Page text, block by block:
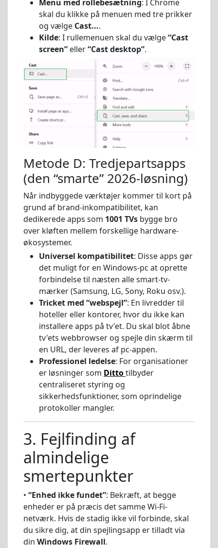
Menu med rollebesætning: I Chrome
skal du klikke på menuen med tre prikker
og vælge Cast....
Kilde: I rullemenuen skal du vælge“Cast
screen” eller“Cast desktop”.
Metode D: Tredjepartsapps
(den “smarte” 2026-løsning)
Når indbyggede værktøjer kommer til kort på
grund af brand-inkompatibilitet, kan
dedikerede apps som 1001 TVs bygge bro
over kløften mellem forskellige hardware-
økosystemer.
Universel kompatibilitet: Disse apps gør
det muligt for en Windows-pc at oprette
forbindelse til næsten alle smart-tv-
mærker (Samsung, LG, Sony, Roku osv.).
Tricket med “webspejl”: En livredder til
hoteller eller kontorer, hvor du ikke kan
installere apps på tv'et. Du skal blot åbne
tv'ets webbrowser og spejle din skærm til
en URL, der leveres af pc-appen.
Professionel ledelse: For organisationer
er løsninger som Dittotilbyder
centraliseret styring og
sikkerhedsfunktioner, som oprindelige
protokoller mangler.
3. Fejlfinding af
almindelige
smertepunkter
• “Enhed ikke fundet”: Bekræft, at begge
enheder er på præcis det samme Wi-Fi-
netværk. Hvis de stadig ikke vil forbinde, skal
du sikre dig, at din spejlingsapp er tilladt via
din Windows Firewall.